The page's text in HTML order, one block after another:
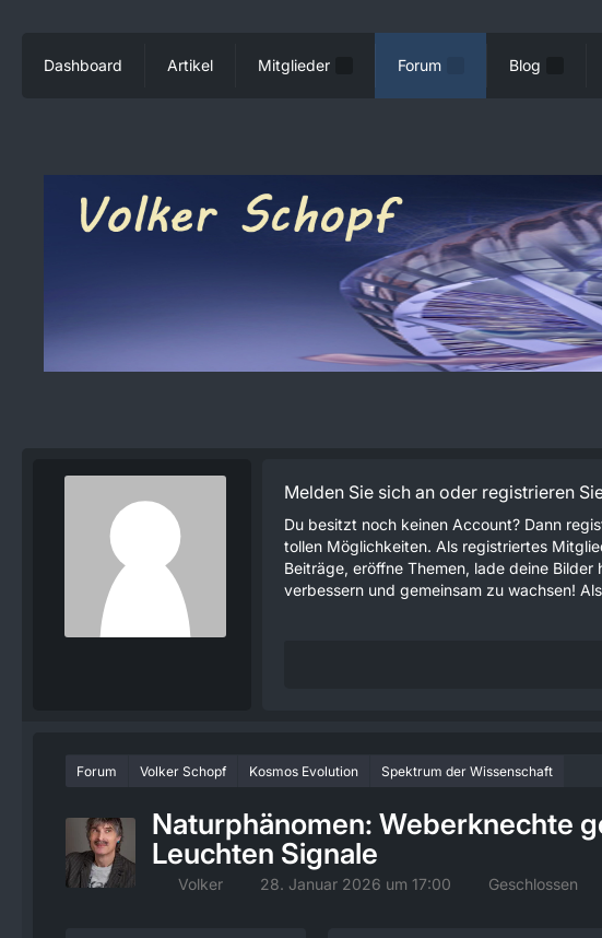
Dashboard Artikel Mitglieder Forum Blog
Melden Sie sich an oder registrieren
Du besitzt noch keinen Account? Dann
tollen Möglichkeiten. Als registriertes
Beiträge, eröffne Themen, lade deine
verbessern und gemeinsam zu wachsen!
Forum Volker Schopf Kosmos Evolution Spektrum der Wissenschaft
Naturphänomen: Weberknechte
Leuchten Signale
Volker 28. Januar 2026 um 17:00 Geschlossen